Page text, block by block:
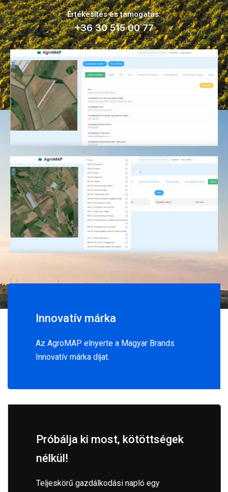
Értékesítés és támogatás:
+36 30 515 00 77
Innovatív márka
Az AgroMAP elnyerte a Magyar Brands
Innovatív márka díjat.
Próbálja ki most, kötöttségek
nélkül!
Teljeskörű gazdálkodási napló egy